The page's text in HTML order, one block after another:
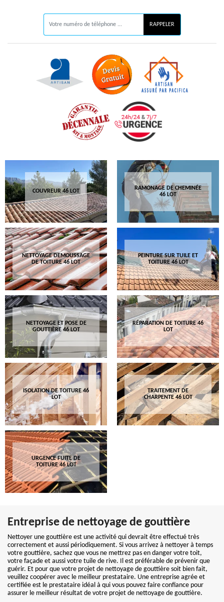
COUVREUR 46 LOT
RAMONAGE DE CHEMINÉE
46 LOT
NETTOYAGE DEMOUSSAGE
DE TOITURE 46 LOT
PEINTURE SUR TUILE ET
TOITURE 46 LOT
NETTOYAGE ET POSE DE
GOUTTIÈRE 46 LOT
RÉPARATION DE TOITURE 46
LOT
ISOLATION DE TOITURE 46
LOT
TRAITEMENT DE
CHARPENTE 46 LOT
URGENCE FUITE DE
TOITURE 46 LOT
Entreprise de nettoyage de gouttière
Nettoyer une gouttière est une activité qui devrait être effectué très
correctement et aussi périodiquement. Si vous arrivez à nettoyer à temps
votre gouttière, sachez que vous ne mettrez pas en danger votre toit,
votre façade et aussi votre tuile de rive. Il est préférable de prévenir que
guérir. Et pour que votre projet de nettoyage de gouttière soit bien fait,
veuillez coopérer avec le meilleur prestataire. Une entreprise agrée et
certifiée est le prestataire idéal à qui vous pouvez faire confiance pour
assurer le meilleur résultat de votre projet de nettoyage de gouttière.